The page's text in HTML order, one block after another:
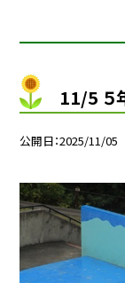
11/5 ５
公開日 2025/11/05